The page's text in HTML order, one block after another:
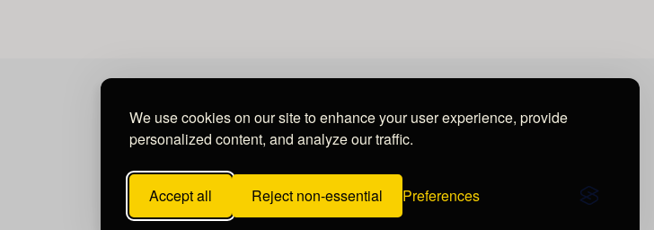
We use cookies on our site to enhance your user experience, provide
personalized content, and analyze our traffic.
Accept all Reject non-essential Preferences